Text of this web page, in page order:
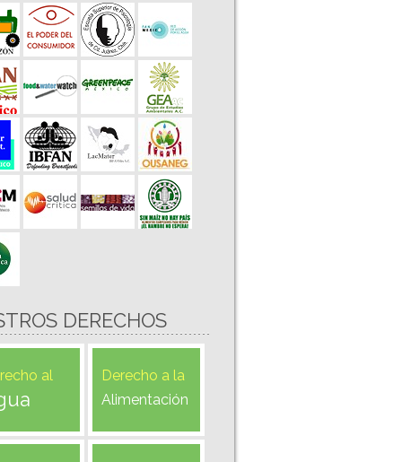
DERECHOS
al
Derecho a la
Alimentación